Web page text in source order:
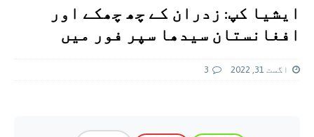
ایشیا کپ: زدران کے چھ چھکے اور
افغانستان سیدھا سپر فور میں
اگست 31, 2022 3